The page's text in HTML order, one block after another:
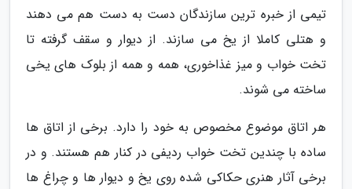
تیمی از خبره ترین سازندگان دست به دست هم می دهند
و هتلی کاملا از یخ می سازند. از دیوار و سقف گرفته تا
تخت خواب و میز غذاخوری، همه و همه از بلوک های یخی
ساخته می شوند.
هر اتاق موضوع مخصوص به خود را دارد. برخی از اتاق ها
ساده با چندین تخت خواب ردیفی در کنار هم هستند. و در
برخی آثار هنری حکاکی شده روی یخ و دیوار ها و چراغ ها